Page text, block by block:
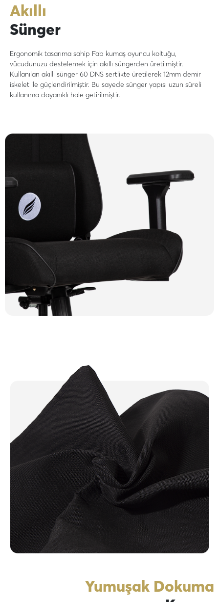
Akıllı
Sünger
Ergonomik tasarıma sahip Fab kumaş oyuncu koltuğu,
vücudunuzu destelemek için akıllı süngerden üretilmiştir.
Kullanılan akıllı sünger 60 DNS sertlikte üretilerek 12mm demir
iskelet ile güçlendirilmiştir. Bu sayede sünger yapısı uzun süreli
kullanıma dayanıklı hale getirilmiştir.
Yumuşak Dokuma